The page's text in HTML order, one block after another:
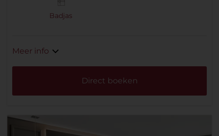
Badjas
Meer info
Direct boeken